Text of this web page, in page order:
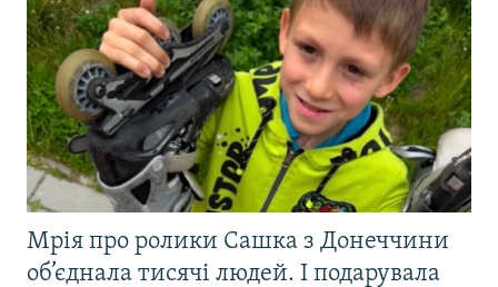
Мрія про ролики Сашка з Донеччини
об’єднала тисячі людей. І подарувала